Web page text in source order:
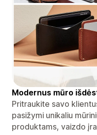
Modernus mūro
Pritraukite savo
pasižymi unikaliu
produktams, vaizdo